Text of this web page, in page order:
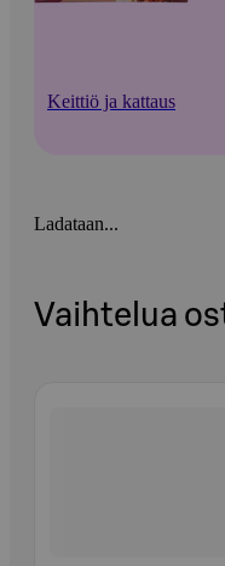
Keittiö ja kattaus
Ladataan...
Vaihtelua